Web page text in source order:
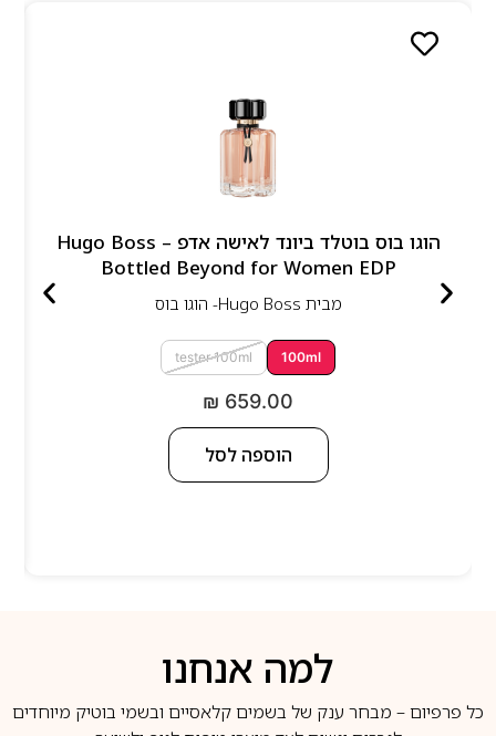
הוגו בוס בוטלד ביונד לאישה אדפ – Hugo Boss
Bottled Beyond for Women EDP
מבית Hugo Boss- הוגו בוס
100ml
tester 100ml
₪ 659.00
הוספה לסל
למה אנחנו
כל פרפיום – מבחר ענק של בשמים קלאסיים ובשמי בוטיק מיוחדים